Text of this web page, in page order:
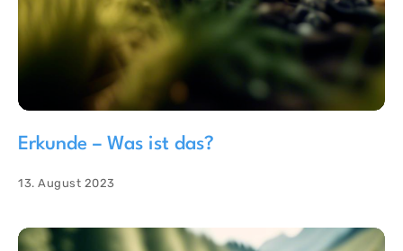
Erkunde – Was ist das?
13. August 2023